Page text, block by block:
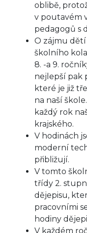
oblibě,
v poutavém
pedagogů s
O zájmu dětí
školního
8. -a 9.
nejlepší pak
které je již
na naší
každý rok
krajského.
V hodinách
moderní
přibližují.
V tomto
třídy 2.
dějepisu,
pracovními
hodiny
V každém